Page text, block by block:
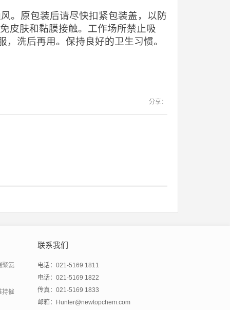
。原包装后请尽快扣紧包装盖，以防
皮肤和黏膜接触。工作场所禁止吸
洗后再用。保持良好的卫生习惯。
分享：
聚氨
持催
联系我们
电话：021-5169 1811
电话：021-5169 1822
传真：021-5169 1833
邮箱：Hunter@newtopchem.com